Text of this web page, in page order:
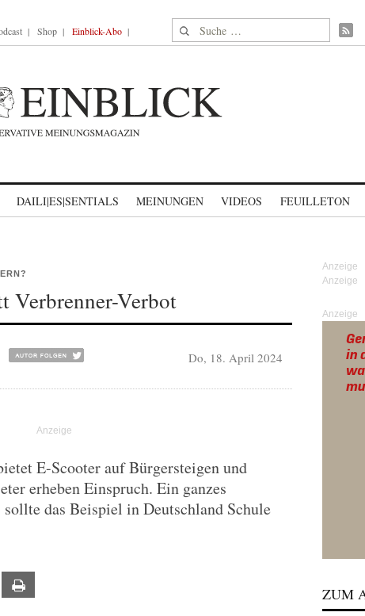
Shop Einblick-Abo Suche nach:
DAILI|ES|SENTIALS MEINUNGEN VIDEOS FEUILLETON
Verbrenner-Verbot
Do, 18. April 2024
E-Scooter auf Bürgersteigen und
erheben Einspruch. Ein ganzes
das Beispiel in Deutschland Schule
Email
Anzeige
ZUM